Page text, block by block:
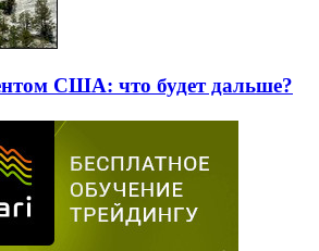
США: что будет дальше?